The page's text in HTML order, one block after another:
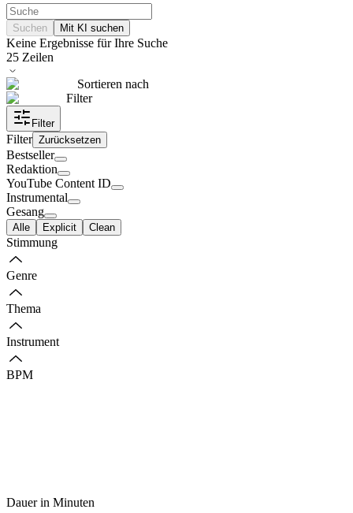
Suchen Mit KI suchen
Keine Ergebnisse für Ihre Suche
25 Zeilen
Sortieren nach
Filter
Filter
Filter Zurücksetzen
Bestseller
Redaktion
YouTube Content ID
Instrumental
Gesang
Alle Explicit Clean
Stimmung
Genre
Thema
Instrument
BPM
Dauer in Minuten